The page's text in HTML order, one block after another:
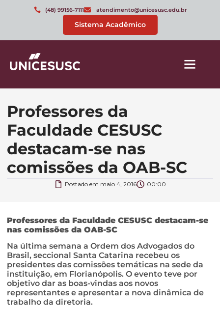
(48) 99156-7111 atendimento@unicesusc.edu.br
Sistema Acadêmico
Professores da
Faculdade CESUSC
destacam-se nas
comissões da OAB-SC
Postado em maio 4, 2016 00:00
Professores da Faculdade CESUSC destacam-se
nas comissões da OAB-SC
Na última semana a Ordem dos Advogados do
Brasil, seccional Santa Catarina recebeu os
presidentes das comissões temáticas na sede da
instituição, em Florianópolis. O evento teve por
objetivo dar as boas-vindas aos novos
representantes e apresentar a nova dinâmica de
trabalho da diretoria.